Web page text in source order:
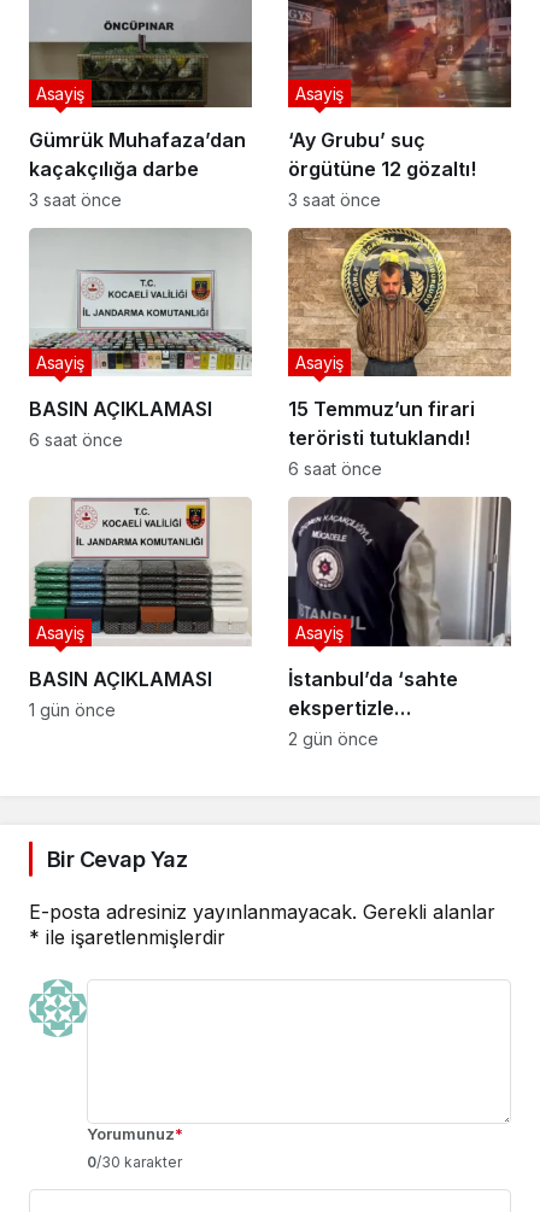
Gümrük Muhafaza’dan
kaçakçılığa darbe
Asayiş
3 saat önce
‘Ay Grubu’ suç
örgütüne 12 gözaltı!
Asayiş
3 saat önce
BASIN AÇIKLAMASI
Asayiş
6 saat önce
15 Temmuz’un firari
teröristi tutuklandı!
Asayiş
6 saat önce
BASIN AÇIKLAMASI
Asayiş
1 gün önce
İstanbul’da ‘sahte
ekspertizle
vatandaşlık’
Asayiş
2 gün önce
Bir Cevap Yaz
E-posta adresiniz yayınlanmayacak. Gerekli alanlar
* ile işaretlenmişlerdir
Yorumunuz*
0/30 karakter